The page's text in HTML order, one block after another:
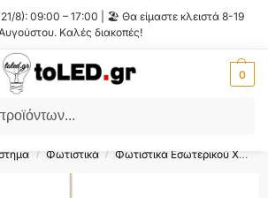
8): 09:00 – 17:00 | 🏖️ Θα είμαστε κλειστά 8-19
Καλές διακοπές!
0
Έκπτωση με τον κωδικό
/ Φωτιστικά / Φωτιστικά Εσωτερικού Χώρου